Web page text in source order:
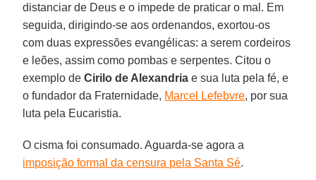
distanciar de Deus e o impede de praticar o mal. Em
seguida, dirigindo-se aos ordenandos, exortou-os
com duas expressões evangélicas: a serem cordeiros
e leões, assim como pombas e serpentes. Citou o
exemplo deCirilo de Alexandria e sua luta pela fé, e
o fundador da Fraternidade, Marcel Lefebvre, por sua
luta pela Eucaristia.
O cisma foi consumado. Aguarda-se agora a
imposição formal da censura pela Santa Sé.